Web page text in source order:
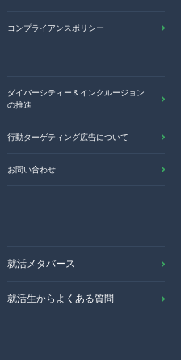
コンプライアンスポリシー
ダイバーシティー＆インクルージョン
の推進
行動ターゲティング広告について
お問い合わせ
就活メタバース
就活生からよくある質問